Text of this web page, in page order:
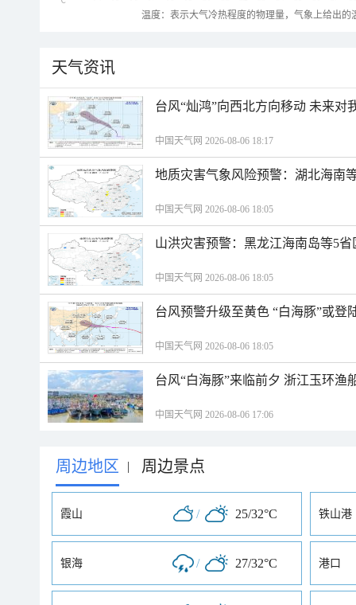
温度：表示大气冷热程度的物理量，气象上给出
天气资讯
台风“灿鸿”向西北方向移动 未来对
中国天气网 2026-08-06 18:17
地质灾害气象风险预警：湖北海南
中国天气网 2026-08-06 18:05
山洪灾害预警：黑龙江海南岛等5
中国天气网 2026-08-06 18:05
台风预警升级至黄色 “白海豚”或登
中国天气网 2026-08-06 18:05
台风“白海豚”来临前夕 浙江玉环渔
中国天气网 2026-08-06 17:06
周边地区 | 周边景点
霞山 / 25/32°C 铁山港
银海 / 27/32°C 港口